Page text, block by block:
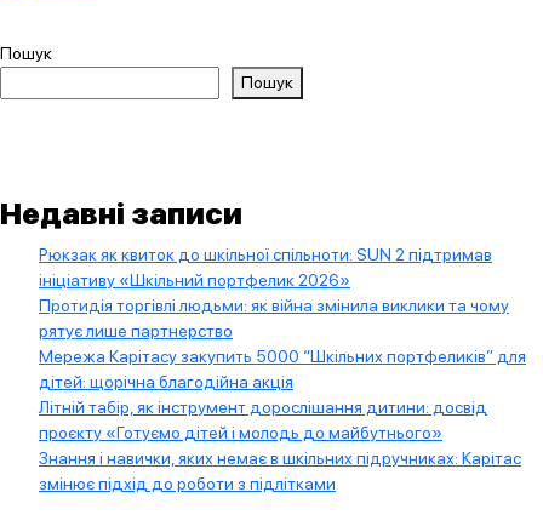
Пошук
Пошук
Недавні записи
Рюкзак як квиток до шкільної спільноти: SUN 2 підтримав
ініціативу «Шкільний портфелик 2026»
Протидія торгівлі людьми: як війна змінила виклики та чому
рятує лише партнерство
Мережа Карітасу закупить 5000 “Шкільних портфеликів” для
дітей: щорічна благодійна акція
Літній табір, як інструмент дорослішання дитини: досвід
проєкту «Готуємо дітей і молодь до майбутнього»
Знання і навички, яких немає в шкільних підручниках: Карітас
змінює підхід до роботи з підлітками